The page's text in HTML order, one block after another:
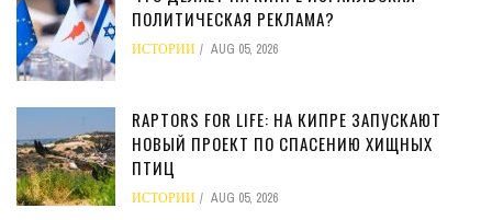
ПОЛИТИЧЕСКАЯ РЕКЛАМА?
ИСТОРИИ AUG 05, 2026
RAPTORS FOR LIFE: НА КИПРЕ ЗАПУСКАЮТ
НОВЫЙ ПРОЕКТ ПО СПАСЕНИЮ ХИЩНЫХ
ПТИЦ
ИСТОРИИ AUG 05, 2026